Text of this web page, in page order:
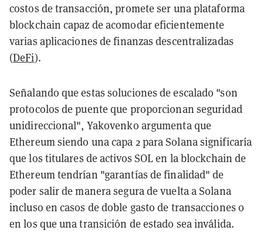
costos de transacción, promete ser una plataforma
blockchain capaz de acomodar eficientemente
varias aplicaciones de finanzas descentralizadas
(DeFi).
Señalando que estas soluciones de escalado "son
protocolos de puente que proporcionan seguridad
unidireccional", Yakovenko argumenta que
Ethereum siendo una capa 2 para Solana significaría
que los titulares de activos SOL en la blockchain de
Ethereum tendrían "garantías de finalidad" de
poder salir de manera segura de vuelta a Solana
incluso en casos de doble gasto de transacciones o
en los que una transición de estado sea inválida.